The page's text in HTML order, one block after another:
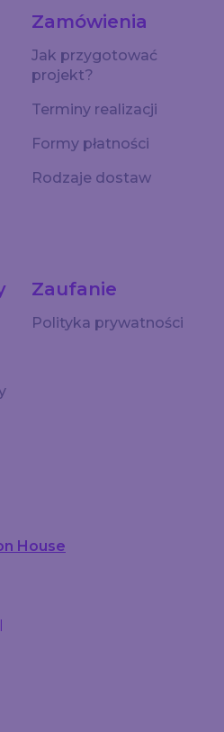
Zaufanie
Polityka prywatności
Zamówienia
Jak przygotować
projekt?
Terminy realizacji
Formy płatności
Rodzaje dostaw
House